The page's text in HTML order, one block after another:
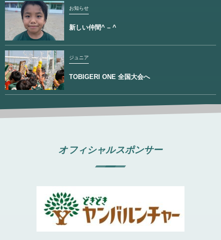
お知らせ
新しい仲間^ – ^
ジュニア
TOBIGERI ONE 全国大会へ
オフィシャルスポンサー